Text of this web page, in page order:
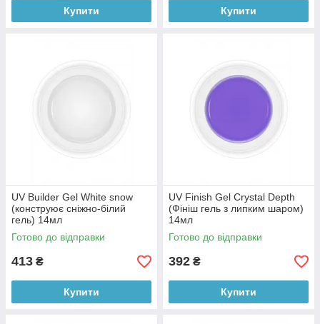
Купити Купити
UV Builder Gel White snow
(конструює сніжно-білий
гель) 14мл
Готово до відправки
413 ₴
Купити
UV Finish Gel Crystal Depth
(Фініш гель з липким шаром)
14мл
Готово до відправки
392 ₴
Купити